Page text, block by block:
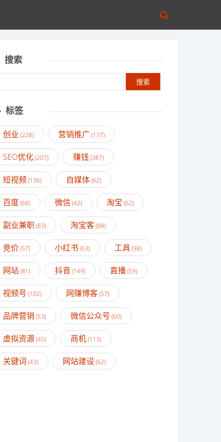
搜索
标签
创业 (228) 营销推广 (137)
SEO优化(207) 赚钱(387)
短视频(136) 自媒体(62)
百度(68) 微信(42) 淘宝 (62)
副业兼职 (83) 淘宝客(88)
竞价(57) 小红书 (63) 工具(98)
网站(81) 抖音(149) 直播(59)
视频号 (102) 网赚博客(57)
品牌营销 (53) 微信公众号 (60)
虚拟资源(45) 商机(113)
关键词 (43) 网站建设(62)